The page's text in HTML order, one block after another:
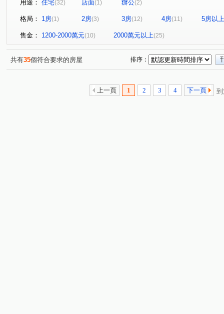
榮耀伯爵
公園錄 聖荷西花園 (1) 大直璞園 (1)
愛迪生科技中心(1) 樟樹二路(1) 堤頂大道二段
民權東路六段(3) 市政北五路(2) 內湖路三段(2)
民生東
北安路(1) 市政北一路 成功路二段(2) 康寧路三段 (1)
復興北路(1) 安康路(1) 明水路(1) 文湖街(1) 大湖街
經貿二路 (1) 東湖路(1)
用途： 住宅(32) 店面(1) 辦公(2)
格局： 1房(1) 2房(3) 3房(12) 4房(11) 5房以上
售金： 1200-2000萬元(10) 2000萬元以上(25)
共有35個符合要求的房屋 排序：
上一頁 1 2 3 4 下一頁